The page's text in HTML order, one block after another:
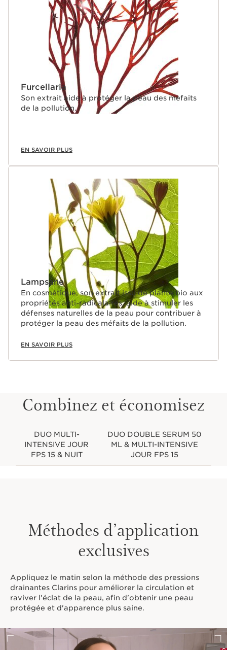
Furcellaria
Son extrait aide à protéger la peau des mefaits
de la pollution.
EN SAVOIR PLUS
Lampsane
En cosmétique, son extrait issu de plante bio aux
propriétés anti-radicalaires, aide à stimuler les
défenses naturelles de la peau pour contribuer à
protéger la peau des méfaits de la pollution.
EN SAVOIR PLUS
Combinez et économisez
DUO MULTI-
INTENSIVE JOUR
FPS 15 & NUIT
DUO DOUBLE SERUM 50
ML & MULTI-INTENSIVE
JOUR FPS 15
Méthodes d’application
exclusives
Appliquez le matin selon la méthode des pressions
drainantes Clarins pour améliorer la circulation et
raviver l'éclat de la peau, afin d'obtenir une peau
protégée et d'apparence plus saine.